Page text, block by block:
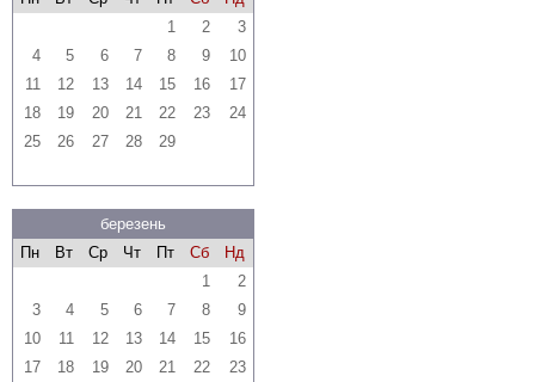
1
2
3
4
5 6 7 8 9
10
11
12 13 14 15 16
17
18
19 20 21 22 23
24
25
26 27 28 29
березень
Пн
Вт Ср Чт Пт Сб
Нд
1
2
3
4 5 6 7 8
9
10
11 12 13 14 15
16
17
18 19 20 21 22
23